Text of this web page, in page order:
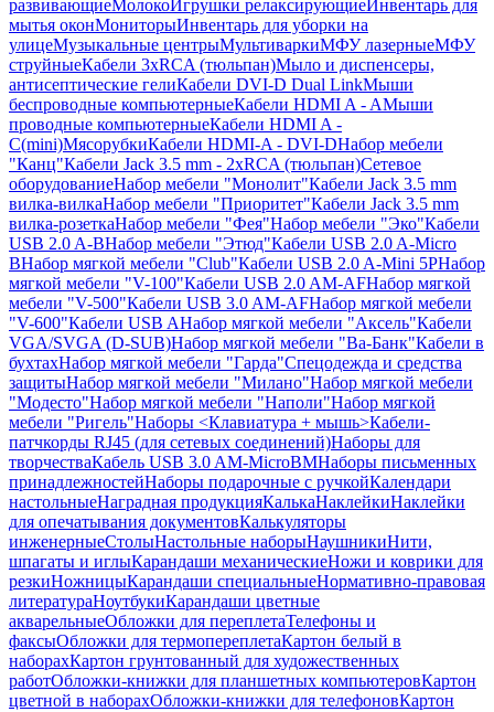
развивающиеМолокоИгрушки релаксирующиеИнвентарь для
мытья оконМониторыИнвентарь для уборки на
улицеМузыкальные центрыМультиваркиМФУ лазерныеМФУ
струйныеКабели 3xRCA (тюльпан)Мыло и диспенсеры,
антисептические гелиКабели DVI-D Dual LinkМыши
беспроводные компьютерныеКабели HDMI A - AМыши
проводные компьютерныеКабели HDMI A -
C(mini)МясорубкиКабели HDMI-A - DVI-DНабор мебели
"Канц"Кабели Jack 3.5 mm - 2xRCA (тюльпан)Сетевое
оборудованиеНабор мебели "Монолит"Кабели Jack 3.5 mm
вилка-вилкаНабор мебели "Приоритет"Кабели Jack 3.5 mm
вилка-розеткаНабор мебели "Фея"Набор мебели "Эко"Кабели
USB 2.0 A-BНабор мебели "Этюд"Кабели USB 2.0 A-Micro
BНабор мягкой мебели "Club"Кабели USB 2.0 A-Mini 5PНабор
мягкой мебели "V-100"Кабели USB 2.0 AM-AFНабор мягкой
мебели "V-500"Кабели USB 3.0 AM-AFНабор мягкой мебели
"V-600"Кабели USB AНабор мягкой мебели "Аксель"Кабели
VGA/SVGA (D-SUB)Набор мягкой мебели "Ва-Банк"Кабели в
бухтахНабор мягкой мебели "Гарда"Спецодежда и средства
защитыНабор мягкой мебели "Милано"Набор мягкой мебели
"Модесто"Набор мягкой мебели "Наполи"Набор мягкой
мебели "Ригель"Наборы <Клавиатура + мышь>Кабели-
патчкорды RJ45 (для сетевых соединений)Наборы для
творчестваКабель USB 3.0 AM-MicroBMНаборы письменных
принадлежностейНаборы подарочные с ручкойКалендари
настольныеНаградная продукцияКалькаНаклейкиНаклейки
для опечатывания документовКалькуляторы
инженерныеСтолыНастольные наборыНаушникиНити,
шпагаты и иглыКарандаши механическиеНожи и коврики для
резкиНожницыКарандаши специальныеНормативно-правовая
литератураНоутбукиКарандаши цветные
акварельныеОбложки для переплетаТелефоны и
факсыОбложки для термопереплетаКартон белый в
наборахКартон грунтованный для художественных
работОбложки-книжки для планшетных компьютеровКартон
цветной в наборахОбложки-книжки для телефоновКартон